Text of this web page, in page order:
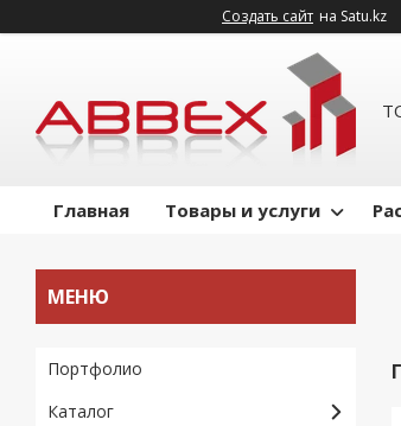
Создать сайт на Satu.kz
Главная Товары и услуги
Портфолио
Каталог